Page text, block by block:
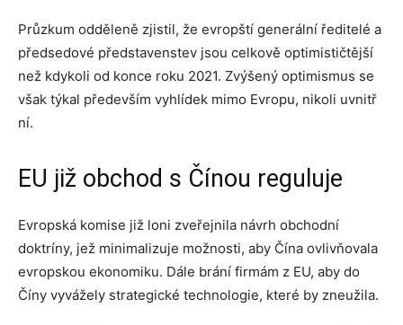
Průzkum odděleně zjistil, že evropští generální ředitelé a
předsedové představenstev jsou celkově optimističtější
než kdykoli od konce roku 2021. Zvýšený optimismus se
však týkal především vyhlídek mimo Evropu, nikoli uvnitř
ní.
EU již obchod s Čínou reguluje
Evropská komise již loni zveřejnila návrh obchodní
doktríny, jež minimalizuje možnosti, aby Čína ovlivňovala
evropskou ekonomiku. Dále brání firmám z EU, aby do
Číny vyvážely strategické technologie, které by zneužila.